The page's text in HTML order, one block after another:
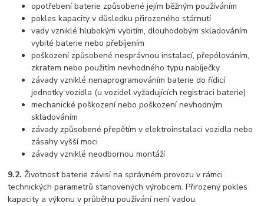
opotřebení baterie způsobené jejím běžným používáním
pokles kapacity v důsledku přirozeného stárnutí
vady vzniklé hlubokým vybitím, dlouhodobým skladováním
vybité baterie nebo přebíjením
poškození způsobené nesprávnou instalací, přepólováním,
zkratem nebo použitím nevhodného typu nabíječky
závady vzniklé nenaprogramováním baterie do řídicí
jednotky vozidla (u vozidel vyžadujících registraci baterie)
mechanické poškození nebo poškození nevhodným
skladováním
závady způsobené přepětím v elektroinstalaci vozidla nebo
zásahy vyšší moci
závady vzniklé neodbornou montáží
9.2. Životnost baterie závisí na správném provozu v rámci
technických parametrů stanovených výrobcem. Přirozený pokles
kapacity a výkonu v průběhu používání není vadou.